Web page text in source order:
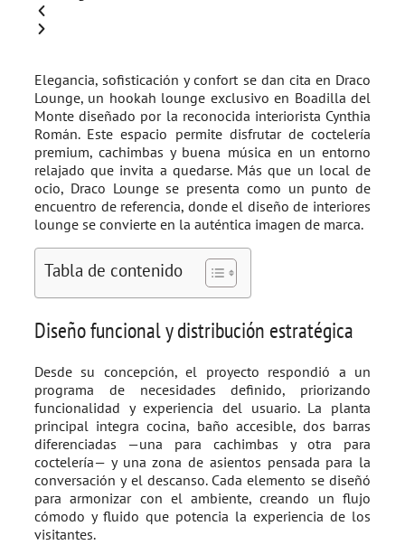
Elegancia, sofisticación y confort se dan cita en Draco
Lounge, un hookah lounge exclusivo en Boadilla del
Monte diseñado por la reconocida interiorista Cynthia
Román. Este espacio permite disfrutar de coctelería
premium, cachimbas y buena música en un entorno
relajado que invita a quedarse. Más que un local de
ocio, Draco Lounge se presenta como un punto de
encuentro de referencia, donde el diseño de interiores
lounge se convierte en la auténtica imagen de marca.
Tabla de contenido
Diseño funcional y distribución estratégica
Desde su concepción, el proyecto respondió a un
programa de necesidades definido, priorizando
funcionalidad y experiencia del usuario. La planta
principal integra cocina, baño accesible, dos barras
diferenciadas —una para cachimbas y otra para
coctelería— y una zona de asientos pensada para la
conversación y el descanso. Cada elemento se diseñó
para armonizar con el ambiente, creando un flujo
cómodo y fluido que potencia la experiencia de los
visitantes.